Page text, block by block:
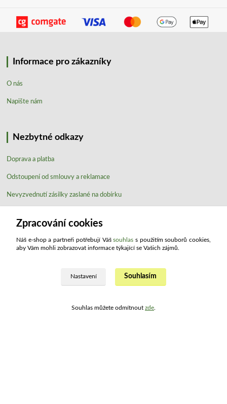
Informace pro zákazníky
O nás
Napište nám
Nezbytné odkazy
Doprava a platba
Odstoupení od smlouvy a reklamace
Nevyzvednutí zásilky zaslané na dobírku
Obchodní podmínky
Používání cookies
Zpracování cookies
Náš e-shop a partneři potřebují Vášsouhlas s použitím souborů cookies,
aby Vám mohli zobrazovat informace týkající se Vašich zájmů.
Nastavení Souhlasím
Souhlas můžete odmítnout zde.